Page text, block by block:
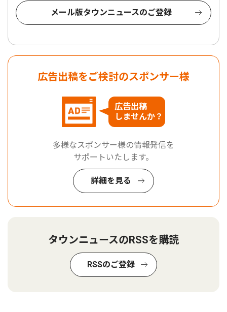
メール版タウンニュースのご登録
広告出稿をご検討のスポンサー様
広告出稿
しませんか？
多様なスポンサー様の情報発信を
サポートいたします。
詳細を見る
タウンニュースのRSSを購読
RSSのご登録